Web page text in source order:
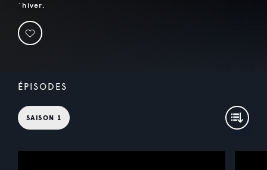
´hiver.
ÉPISODES
SAISON 1